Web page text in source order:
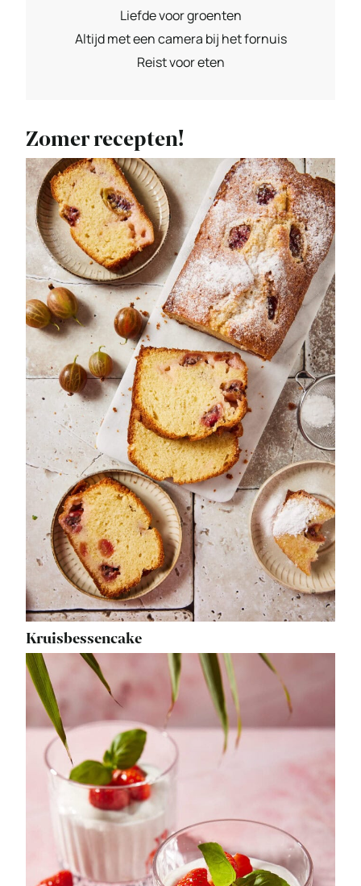
Liefde voor groenten
Altijd met een camera bij het fornuis
Reist voor eten
Zomer recepten!
Kruisbessencake